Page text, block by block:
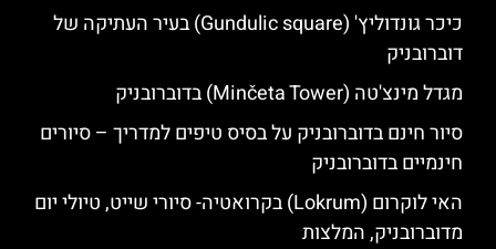
כיכר גונדוליץ' (Gundulic square) בעיר העתיקה של
דוברובניק
מגדל מינצ'טה (Minčeta Tower) בדוברובניק
סיור חינם בדוברובניק על בסיס טיפים למדריך – סיורים
חינמיים בדוברובניק
האי לוקרום (Lokrum) בקרואטיה- סיורי שייט, טיולי יום
מדוברובניק, המלצות